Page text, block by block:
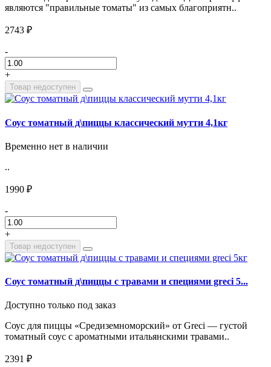
являются "правильные томаты" из самых благоприятн..
2743 ₽
-
+
Товар недоступен
Соус томатный д\пиццы классический мутти 4,1кг
Временно нет в наличии
..
1990 ₽
-
+
Товар недоступен
Соус томатный д\пиццы с травами и специями greci 5...
Доступно только под заказ
Соус для пиццы «Средиземноморский» от Greci — густой
томатный соус с ароматными итальянскими травами..
2391 ₽